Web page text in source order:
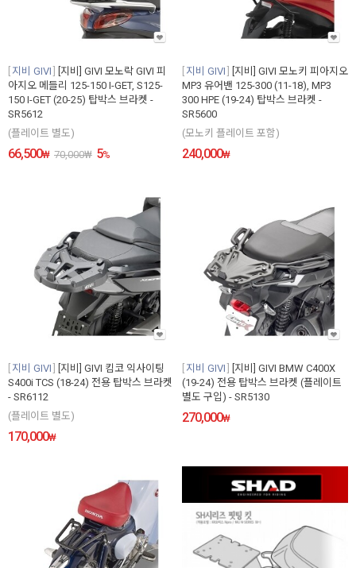
지비 GIVI
[지비] GIVI 모노락 GIVI 피
아지오 메들리 125-150 I-GET, S125-
150 I-GET (20-25) 탑박스 브라켓 -
SR5612
(플레이트 별도)
66,500₩ 70,000₩ 5%
지비 GIVI
[지비] GIVI 모노키 피아지오
MP3 유어밴 125-300 (11-18), MP3
300 HPE (19-24) 탑박스 브라켓 -
SR5600
(모노키 플레이트 포함)
240,000₩
지비 GIVI
[지비] GIVI 킴코 익사이팅
S400i TCS (18-24) 전용 탑박스 브라켓
- SR6112
(플레이트 별도)
170,000₩
지비 GIVI
[지비] GIVI BMW C400X
(19-24) 전용 탑박스 브라켓 (플레이트
별도 구입) - SR5130
270,000₩